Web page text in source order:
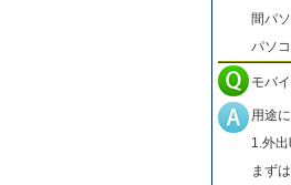
間パ
パソ
モバ
用途
1.外
まず